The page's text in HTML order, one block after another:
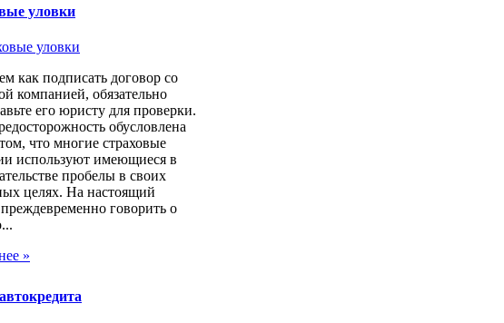
уловки
как подписать договор со
компанией, обязательно
его юристу для проверки.
обусловлена
что многие страховые
используют имеющиеся в
пробелы в своих
целях. На настоящий
говорить о
»